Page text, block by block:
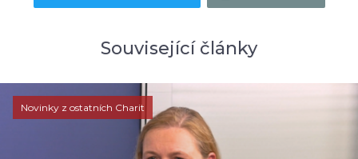
Související články
Novinky z ostatních Charit